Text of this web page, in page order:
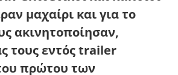
μαχαίρι και για το
ακινητοποίησαν,
τους εντός trailer
πρώτου των